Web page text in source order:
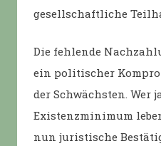
gesellschaftliche
Die fehlende
ein politischer
der Schwächsten. Wer
Existenzminimum
nun juristische